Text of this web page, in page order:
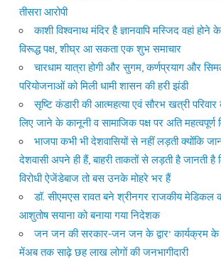
तीसरा आरोपी
काशी विश्वनाथ मंदिर है ज्ञानवापि मस्जिद वहां
विरूद्ध पक्ष, शीघ्र आ सकता एक शुभ समाचार
चारधाम यात्रा होगी और सुगम, कर्णप्रयाग और
परियोजनाओं को मिली धामी शासन की हरी झंडी
सृष्टि कंडारी की आत्महत्या एवं सौरभ खत्री परिवार
लिए जाने के कानूनी व सामाजिक पक्ष पर अति महत्वपूर्ण
भाजपा कभी भी देशवासियों से नहीं लड़ती क्योंकि
देशवासी अपने ही हैं, बाहरी ताकतों से लड़ती है जानती
विरोधी ऐजेंडेबाज तो बस उनके मोहरे भर हैं
डॉ. सीएमएस रावत बने श्रीनगर राजकीय मेडिकल
आशुतोष सयाना को बनाया गया निदेशक
जन जन की सरकार-जन जन के द्वार’ कार्यक्रम
मेंअब तक साढ़े छह लाख लोगों की जनभागीदारी